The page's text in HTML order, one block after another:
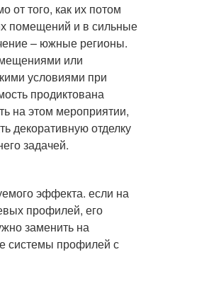
от того, как их потом
помещений и в сильные
– южные регионы.
или
условиями при
продиктована
на этом мероприятии,
декоративную отделку
задачей.
эффекта. если на
профилей, его
заменить на
системы профилей с